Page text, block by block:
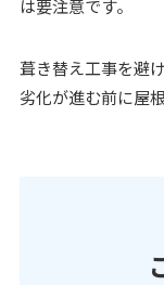
は要注意です。
葺き替え工事を避
劣化が進む前に屋